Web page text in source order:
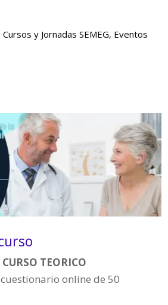
Cursos y Jornadas SEMEG, Eventos
TEORICO
online de 50